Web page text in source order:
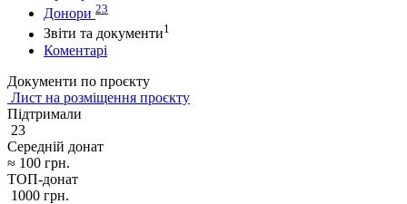
Донори 23
Звіти та документи1
Коментарі
Документи по проєкту
Лист на розміщення проєкту
Підтримали
23
Середній донат
≈ 100 грн.
ТОП-донат
1000 грн.